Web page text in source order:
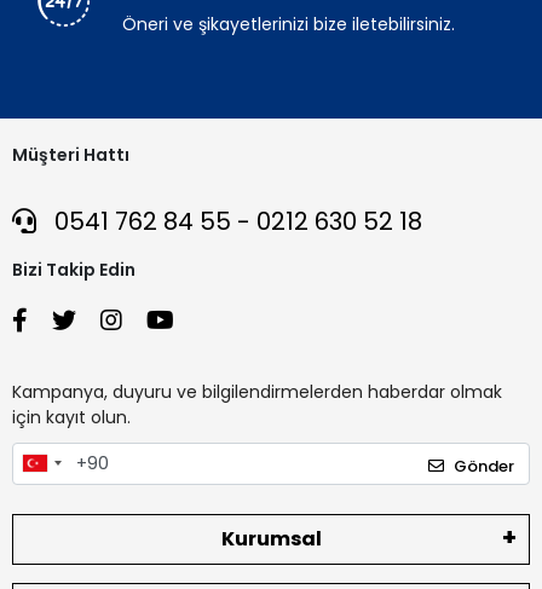
Öneri ve şikayetlerinizi bize iletebilirsiniz.
Müşteri Hattı
0541 762 84 55 - 0212 630 52 18
Bizi Takip Edin
Kampanya, duyuru ve bilgilendirmelerden haberdar olmak
için kayıt olun.
Gönder
Kurumsal